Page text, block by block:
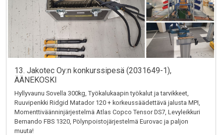
13. Jakotec Oy:n konkurssipesä (2031649-1),
ÄÄNEKOSKI
Hyllyvaunu Sovella 300kg, Työkalukaapin työkalut ja tarvikkeet,
Ruuvipenkki Ridgid Matador 120 + korkeussäädettävä jalusta MPI,
Momenttiväänninjärjestelmä Atlas Copco Tensor DS7, Levyleikkuri
Bernando FBS 1320, Pölynpoistojärjestelmä Eurovac ja paljon
muuta!